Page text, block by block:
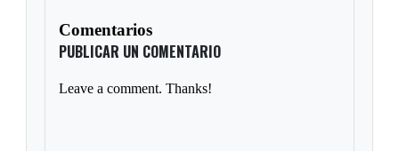
Comentarios
PUBLICAR UN COMENTARIO
Leave a comment. Thanks!